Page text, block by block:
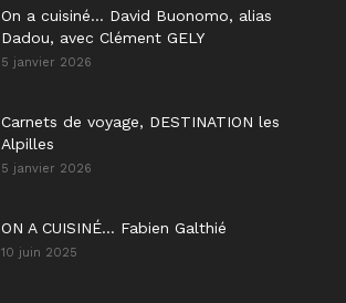
On a cuisiné… David Buonomo, alias
Dadou, avec Clément GELY
5 janvier 2026
Carnets de voyage, DESTINATION les
Alpilles
5 janvier 2026
ON A CUISINÉ… Fabien Galthié
10 juin 2025